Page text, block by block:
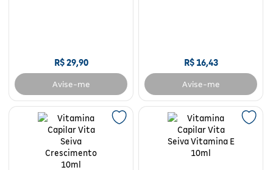
R$29,90
Avise-me
R$16,43
Avise-me